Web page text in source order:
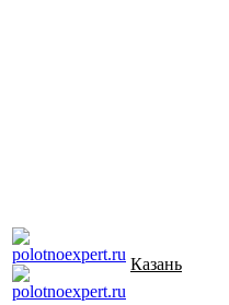
Казань